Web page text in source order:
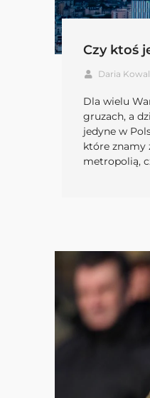
Czy ktoś
Daria
Dla wielu
gruzach, a
jedyne w
które znamy
metropolią,